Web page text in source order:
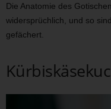
Die Anatomie des
widersprüchlich, und so
gefächert.